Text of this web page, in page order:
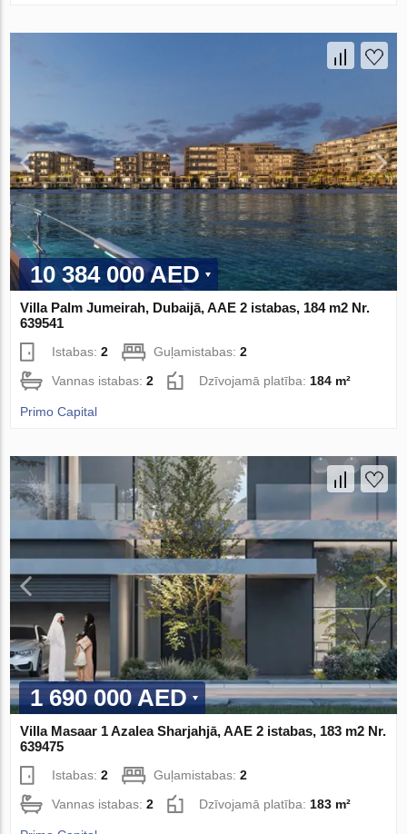
10 384 000 AED
Villa Palm Jumeirah, Dubaijā, AAE 2 istabas, 184 m2 Nr.
639541
Istabas:2 Guļamistabas:2
Vannas istabas:2 Dzīvojamā platība: 184 m²
Primo Capital
1 690 000 AED
Villa Masaar 1 Azalea Sharjahjā, AAE 2 istabas, 183 m2 Nr.
639475
Istabas:2 Guļamistabas:2
Vannas istabas:2 Dzīvojamā platība: 183 m²